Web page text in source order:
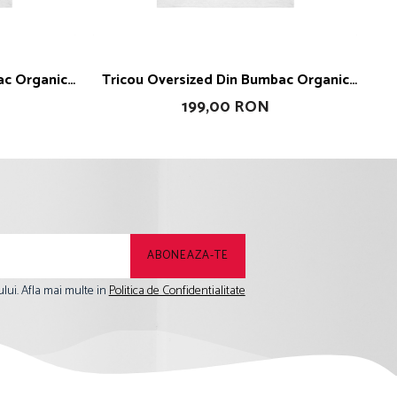
Tricou Oversized Din Bumbac Organic
Girls Boss
199,00 RON
Afla mai multe inPolitica de Confidentialitate